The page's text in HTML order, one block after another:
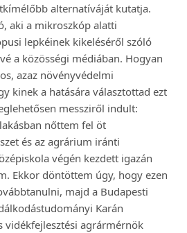
alternatíváját kutatja.
aki a mikroszkóp alatti
lepkéinek kikeléséről szóló
a közösségi médiában. Hogyan
azaz növényvédelmi
kinek a hatására választottad ezt
messziről indult:
nőttem fel öt
és az agrárium iránti
végén kezdett igazán
Ekkor döntöttem úgy, hogy ezen
majd a Budapesti
Karán
vidékfejlesztési agrármérnök